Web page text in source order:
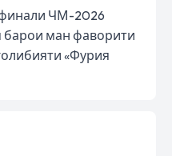
ЧМ-2026
барои ман фаворити
«Фурия